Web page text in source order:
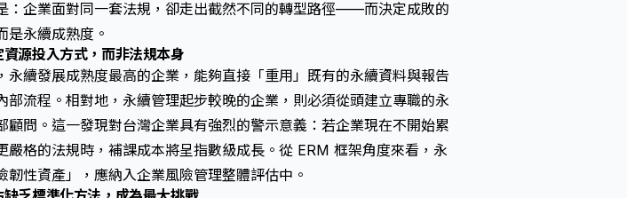
：企業面對同一套法規，卻走出截然不同的轉型路徑——而決定成敗的
是永續成熟度。
源投入方式，而非法規本身
永續發展成熟度最高的企業，能夠直接「重用」既有的永續資料與報告
部流程。相對地，永續管理起步較晚的企業，則必須從頭建立專職的永
顧問。這一發現對台灣企業具有強烈的警示意義：若企業現在不開始累
嚴格的法規時，補課成本將呈指數級成長。從 ERM 框架角度來看，永
性資產」，應納入企業風險管理整體評估中。